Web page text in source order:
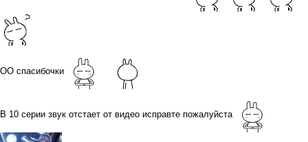
ОО спасибочки
В 10 серии звук отстает от видео исправте пожалуйста